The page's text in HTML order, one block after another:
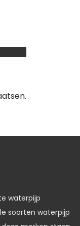
waterpijp
soorten waterpijp